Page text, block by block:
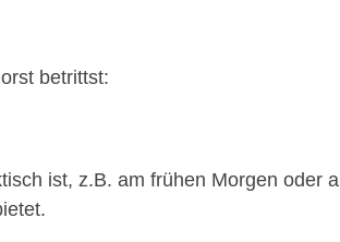
betrittst:
ist, z.B. am frühen Morgen oder